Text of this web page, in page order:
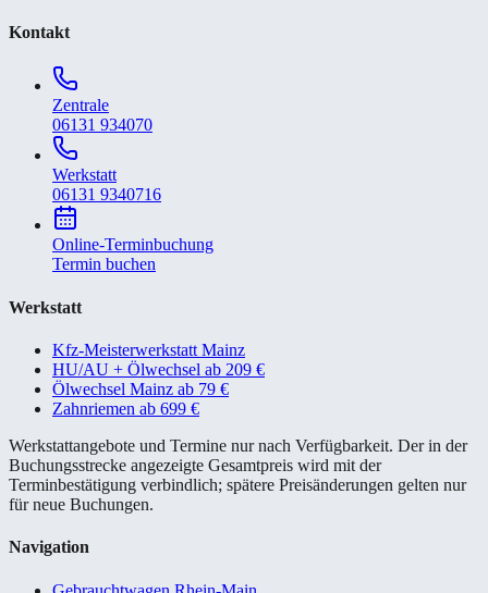
Kontakt
Zentrale
06131 934070
Werkstatt
06131 9340716
Online-Terminbuchung
Termin buchen
Werkstatt
Kfz-Meisterwerkstatt Mainz
HU/AU + Ölwechsel ab 209 €
Ölwechsel Mainz ab 79 €
Zahnriemen ab 699 €
Werkstattangebote und Termine nur nach Verfügbarkeit. Der in der
Buchungsstrecke angezeigte Gesamtpreis wird mit der
Terminbestätigung verbindlich; spätere Preisänderungen gelten nur
für neue Buchungen.
Navigation